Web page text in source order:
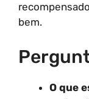
bem.
O que